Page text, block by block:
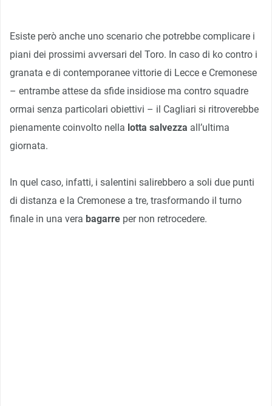
Esiste però anche uno scenario che potrebbe complicare i
piani dei prossimi avversari del Toro. In caso di ko contro i
granata e di contemporanee vittorie di Lecce e Cremonese
– entrambe attese da sfide insidiose ma contro squadre
ormai senza particolari obiettivi – il Cagliari si ritroverebbe
pienamente coinvolto nella lotta salvezza all’ultima
giornata.
In quel caso, infatti, i salentini salirebbero a soli due punti
di distanza e la Cremonese a tre, trasformando il turno
finale in una vera bagarre per non retrocedere.